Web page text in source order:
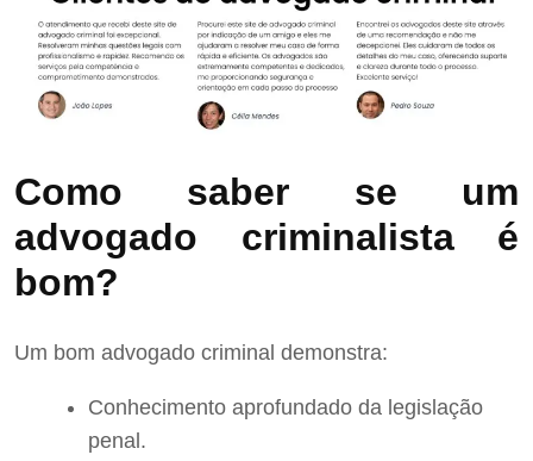
Como saber se um
advogado criminalista é
bom?
Um bom advogado criminal demonstra:
Conhecimento aprofundado da legislação
penal.